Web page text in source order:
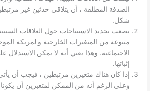
الصدفة المطلقة ، أن يتلاقى حدثين غير
شكل.
يصعب تحديد الاستنتاجات حول العلاقات
متنوعة من المتغيرات الخارجية والمربكة
الاجتماعية. وهذا يعني أنه لا يمكن الاستدلال
إثباتها.
إذا كان هناك متغيرين مرتبطين ، فيجب أن
وعلى الرغم أنه من الممكن لمتغيرين أن يكونا